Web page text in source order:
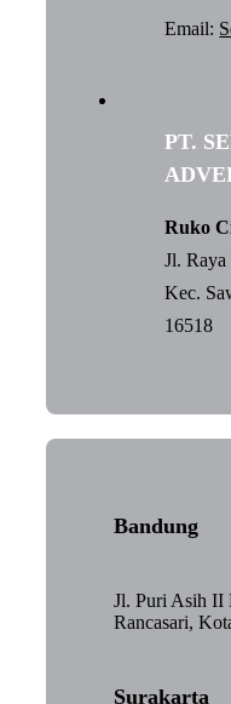
Email:
PT.
Ruko
Jl.
Kec.
16518
Bandung
Jl. Puri Asih II
Rancasari,
Surakarta